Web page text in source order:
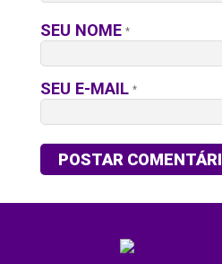
SEU NOME *
SEU E-MAIL *